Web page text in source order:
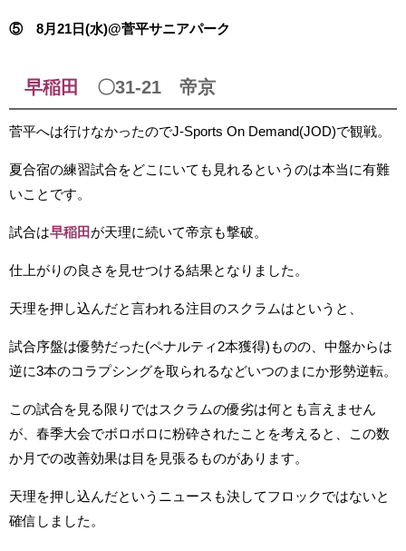
⑤ 8月21日(水)@菅平サニアパーク
早稲田 〇31-21 帝京
菅平へは行けなかったのでJ-Sports On Demand(JOD)で観戦。
夏合宿の練習試合をどこにいても見れるというのは本当に有難
いことです。
試合は早稲田 が天理に続いて帝京も撃破。
仕上がりの良さを見せつける結果となりました。
天理を押し込んだと言われる注目のスクラムはというと、
試合序盤は優勢だった(ペナルティ2本獲得)ものの、中盤からは
逆に3本のコラプシングを取られるなどいつのまにか形勢逆転。
この試合を見る限りではスクラムの優劣は何とも言えません
が、春季大会でボロボロに粉砕されたことを考えると、この数
か月での改善効果は目を見張るものがあります。
天理を押し込んだというニュースも決してフロックではないと
確信しました。